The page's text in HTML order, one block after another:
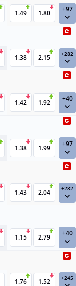
1.49 1.80 +97
1.38 2.15 +282
1.42 1.92 +40
1.38 1.99 +97
1.43 2.04 +282
1.15 2.79 +40
1.76 1.52 +245